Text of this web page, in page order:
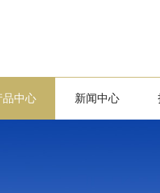
品中心 新闻中心